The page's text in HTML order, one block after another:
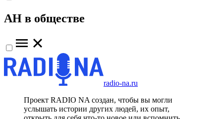
АН в обществе
radio-na.ru
Проект RADIO NA создан, чтобы вы могли
услышать истории других людей, их опыт,